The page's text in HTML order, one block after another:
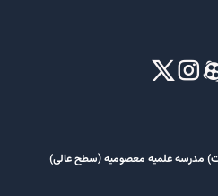
مدرسه علمیه معصومیه‌ (سطح عالی)